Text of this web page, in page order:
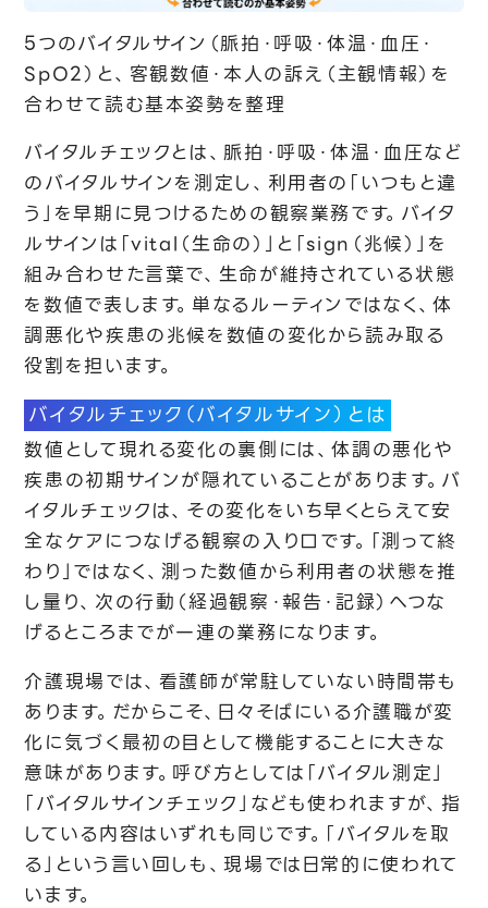
5つのバイタルサイン（脈拍・呼吸・体温・血圧・
SpO2）と、客観数値・本人の訴え（主観情報）を
合わせて読む基本姿勢を整理
バイタルチェックとは、脈拍・呼吸・体温・血圧など
のバイタルサインを測定し、利用者の「いつもと違
う」を早期に見つけるための観察業務です。バイタ
ルサインは「vital（生命の）」と「sign（兆候）」を
組み合わせた言葉で、生命が維持されている状態
を数値で表します。単なるルーティンではなく、体
調悪化や疾患の兆候を数値の変化から読み取る
役割を担います。
バイタルチェック（バイタルサイン）とは
数値として現れる変化の裏側には、体調の悪化や
疾患の初期サインが隠れていることがあります。バ
イタルチェックは、その変化をいち早くとらえて安
全なケアにつなげる観察の入り口です。「測って終
わり」ではなく、測った数値から利用者の状態を推
し量り、次の行動（経過観察・報告・記録）へつな
げるところまでが一連の業務になります。
介護現場では、看護師が常駐していない時間帯も
あります。だからこそ、日々そばにいる介護職が変
化に気づく最初の目として機能することに大きな
意味があります。呼び方としては「バイタル測定」
「バイタルサインチェック」なども使われますが、指
している内容はいずれも同じです。「バイタルを取
る」という言い回しも、現場では日常的に使われて
います。